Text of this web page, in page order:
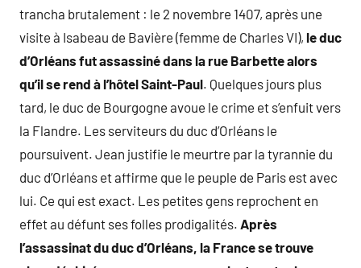
trancha brutalement : le 2 novembre 1407, après une
visite à Isabeau de Bavière (femme de Charles VI), le duc
d’Orléans fut assassiné dans la rue Barbette alors
qu’il se rend à l’hôtel Saint-Paul. Quelques jours plus
tard, le duc de Bourgogne avoue le crime et s’enfuit vers
la Flandre. Les serviteurs du duc d’Orléans le
poursuivent. Jean justifie le meurtre par la tyrannie du
duc d’Orléans et affirme que le peuple de Paris est avec
lui. Ce qui est exact. Les petites gens reprochent en
effet au défunt ses folles prodigalités. Après
l’assassinat du duc d’Orléans, la France se trouve